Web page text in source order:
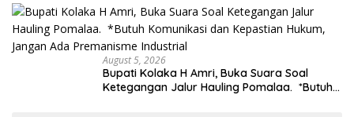
Kelurahan 19 November Wundulako
August 5, 2026
Bupati Kolaka H Amri, Buka Suara Soal
Ketegangan Jalur Hauling Pomalaa. *Butuh